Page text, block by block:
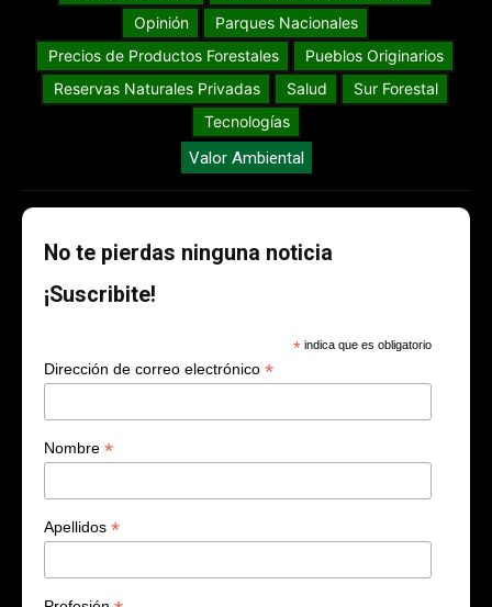
Opinión
Parques Nacionales
Precios de Productos Forestales
Pueblos Originarios
Reservas Naturales Privadas
Salud
Sur Forestal
Tecnologías
Valor Ambiental
No te pierdas ninguna noticia
¡Suscribite!
* indica que es obligatorio
Dirección de correo electrónico *
Nombre *
Apellidos *